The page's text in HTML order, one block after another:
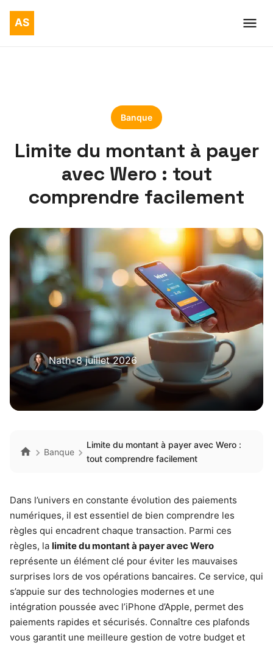
Banque
Limite du montant à payer
avec Wero : tout
comprendre facilement
Nath•8 juillet 2026
Banque
Limite du montant à payer avec Wero :
tout comprendre facilement
Dans l’univers en constante évolution des paiements
numériques, il est essentiel de bien comprendre les
règles qui encadrent chaque transaction. Parmi ces
règles, la limite du montant à payer avec Wero
représente un élément clé pour éviter les mauvaises
surprises lors de vos opérations bancaires. Ce service, qui
s’appuie sur des technologies modernes et une
intégration poussée avec l’iPhone d’Apple, permet des
paiements rapides et sécurisés. Connaître ces plafonds
vous garantit une meilleure gestion de votre budget et